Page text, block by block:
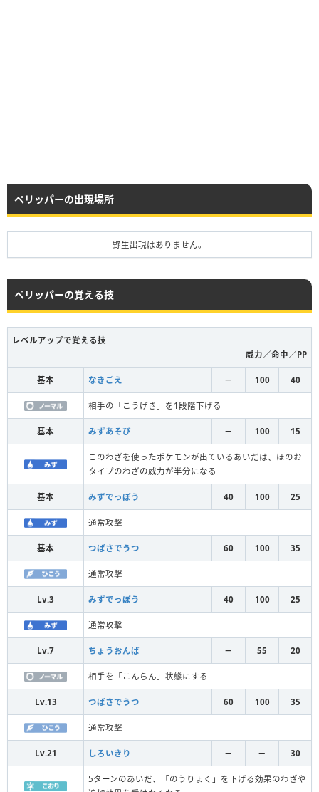
ペリッパーの出現場所
野生出現はありません。
ペリッパーの覚える技
レベルアップで覚える技
威力／命中／PP
基本 なきごえ － 100 40
相手の「こうげき」を1段階下げる
基本 みずあそび － 100 15
このわざを使ったポケモンが出ているあいだは、ほのお
タイプのわざの威力が半分になる
基本 みずでっぽう 40 100 25
通常攻撃
基本 つばさでうつ 60 100 35
通常攻撃
Lv.3 みずでっぽう 40 100 25
通常攻撃
Lv.7 ちょうおんぱ － 55 20
相手を「こんらん」状態にする
Lv.13 つばさでうつ 60 100 35
通常攻撃
Lv.21 しろいきり － － 30
5ターンのあいだ、「のうりょく」を下げる効果のわざや